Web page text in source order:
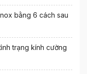
bằng 6 cách sau
trạng kính cường